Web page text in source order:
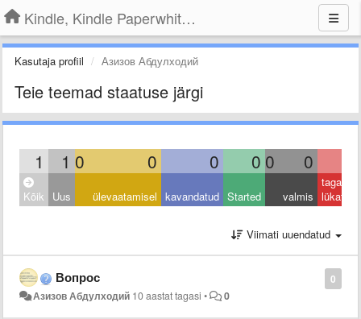
Kindle, Kindle Paperwhite, Kindle Voyage
Kasutaja profiil Азизов Абдулходий
Teie teemad staatuse järgi
1 1 0 0 0 0 0 0
Kõik Uus ülevaatamisel kavandatud Started valmis
tagasi
lükatud
Viimati uuendatud
0
Вопрос
Азизов Абдулходий 10 aastat tagasi • 0